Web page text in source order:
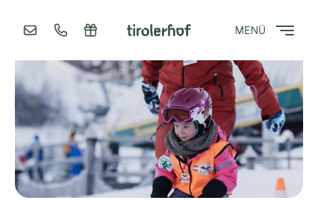
MENÜ